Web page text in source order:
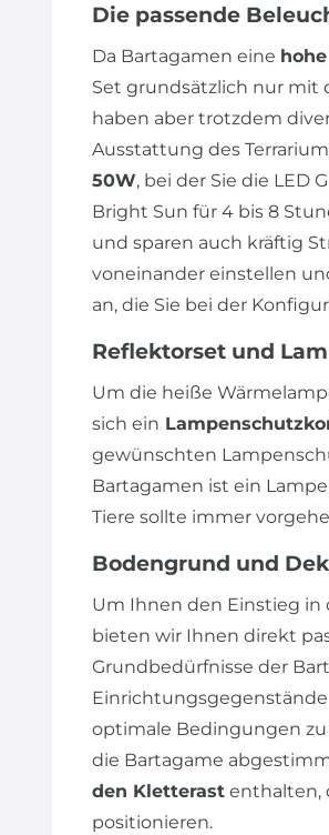
Die passende
Da Bartagamen eine
Set grundsätzlich nur mit
haben aber trotzdem
Ausstattung des
50W, bei der Sie die LED
Bright Sun für 4 bis 8
und sparen auch kräftig
voneinander einstellen
an, die Sie bei der
Reflektorset und
Um die heiße
sich ein
gewünschten
Bartagamen ist ein
Tiere sollte immer
Bodengrund und
Um Ihnen den Einstieg in
bieten wir Ihnen direkt
Grundbedürfnisse der
optimale Bedingungen zu
die Bartagame
den Kletterast enthalten,
positionieren.